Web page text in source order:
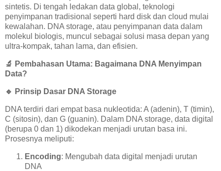
sintetis. Di tengah ledakan data global, teknologi
penyimpanan tradisional seperti hard disk dan cloud mulai
kewalahan. DNA storage, atau penyimpanan data dalam
molekul biologis, muncul sebagai solusi masa depan yang
ultra-kompak, tahan lama, dan efisien.
🔬 Pembahasan Utama: Bagaimana DNA Menyimpan
Data?
🔹 Prinsip Dasar DNA Storage
DNA terdiri dari empat basa nukleotida: A (adenin), T (timin),
C (sitosin), dan G (guanin). Dalam DNA storage, data digital
(berupa 0 dan 1) dikodekan menjadi urutan basa ini.
Prosesnya meliputi:
Encoding: Mengubah data digital menjadi urutan
DNA